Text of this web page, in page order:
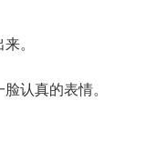
。
认真的表情。